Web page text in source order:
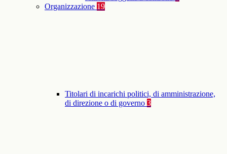
Organizzazione 19
Titolari di incarichi politici, di amministrazione,
di direzione o di governo 3